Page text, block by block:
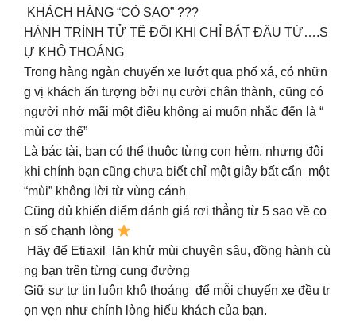
KHÁCH HÀNG “CÓ SAO” ???
HÀNH TRÌNH TỬ TẾ ĐÔI KHI CHỈ BẮT ĐẦU TỪ….S
Ự KHÔ THOÁNG
Trong hàng ngàn chuyến xe lướt qua phố xá, có nhữn
g vị khách ấn tượng bởi nụ cười chân thành, cũng có
người nhớ mãi một điều không ai muốn nhắc đến là “
mùi cơ thể”
Là bác tài, bạn có thể thuộc từng con hẻm, nhưng đôi
khi chính bạn cũng chưa biết chỉ một giây bất cẩn một
“mùi” không lời từ vùng cánh
Cũng đủ khiến điểm đánh giá rơi thẳng từ 5 sao về co
n số chạnh lòng
Hãy để Etiaxil lăn khử mùi chuyên sâu, đồng hành cù
ng bạn trên từng cung đường
Giữ sự tự tin luôn khô thoáng để mỗi chuyến xe đều tr
ọn vẹn như chính lòng hiếu khách của bạn.